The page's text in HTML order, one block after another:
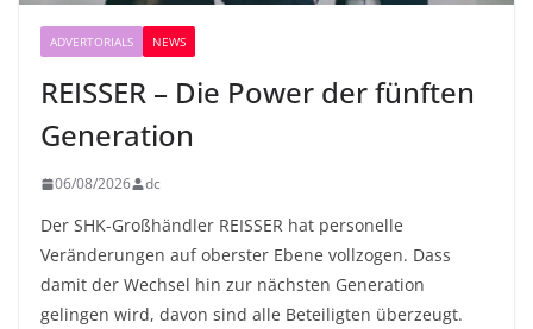
ADVERTORIALS NEWS
REISSER – Die Power der fünften
Generation
06/08/2026 dc
Der SHK-Großhändler REISSER hat personelle
Veränderungen auf oberster Ebene vollzogen. Dass
damit der Wechsel hin zur nächsten Generation
gelingen wird, davon sind alle Beteiligten überzeugt.